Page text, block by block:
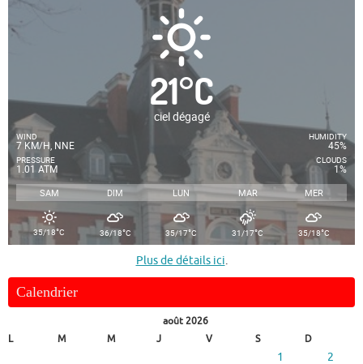
21°C
ciel dégagé
WIND
7 KM/H, NNE
PRESSURE
1.01 ATM
HUMIDITY
45%
CLOUDS
1%
SAM DIM LUN MAR MER
35/18°C 36/18°C 35/17°C 31/17°C 35/18°C
Plus de détails ici.
Calendrier
août 2026
L
M M J V S D
1
2